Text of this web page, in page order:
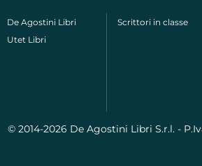
De Agostini Libri
Utet Libri
Scrittori in classe
© 2014-2026 De Agostini Libri S.r.l. -